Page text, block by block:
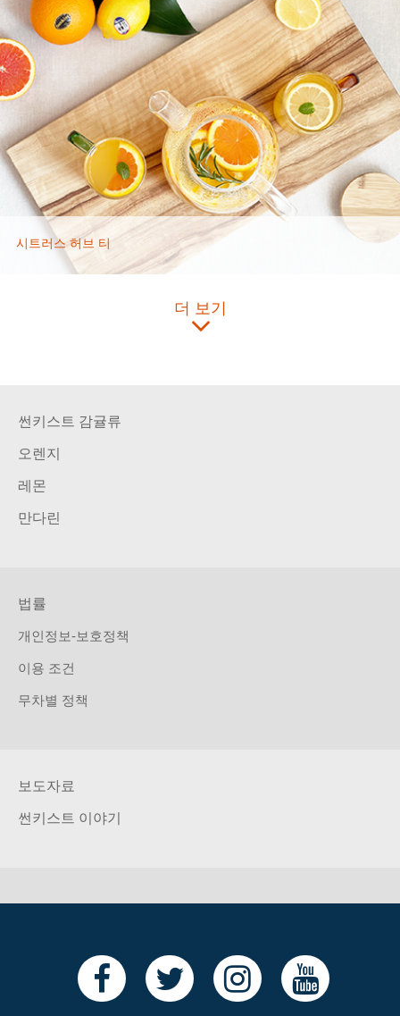
시트러스 허브 티
더 보기
썬키스트 감귤류
오렌지
레몬
만다린
법률
개인정보-보호정책
이용 조건
무차별 정책
보도자료
썬키스트 이야기